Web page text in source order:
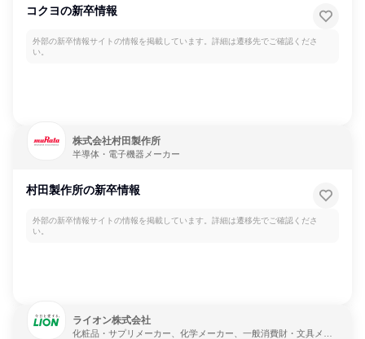
コクヨの新卒情報
外部の新卒情報サイトの情報を掲載しています。詳細は遷移先でご確認くださ
い。
株式会社村田製作所
半導体・電子機器メーカー
村田製作所の新卒情報
外部の新卒情報サイトの情報を掲載しています。詳細は遷移先でご確認くださ
い。
ライオン株式会社
化粧品・サプリメーカー、化学メーカー、一般消費財・文具メー